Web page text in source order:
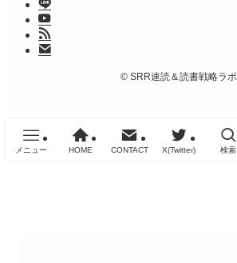
© SRR速読＆読書戦略ラボ
メニュー HOME CONTACT X(Twitter) 検索